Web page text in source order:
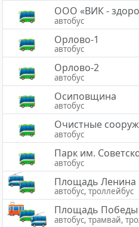
ООО «ВИК -
автобус
Орлово-1
автобус
Орлово-2
автобус
Осиповщина
автобус
Очистные
автобус
Парк им.
автобус
Площадь Ленина
автобус, троллейбус
Площадь Победы
автобус, трамвай,